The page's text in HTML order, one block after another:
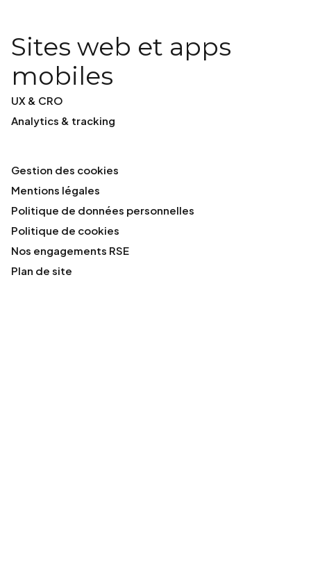
Sites web et apps
mobiles
UX & CRO
Analytics & tracking
Gestion des cookies
Mentions légales
Politique de données personnelles
Politique de cookies
Nos engagements RSE
Plan de site